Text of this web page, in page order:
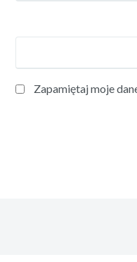
Zapamiętaj moje